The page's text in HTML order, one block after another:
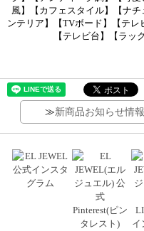
風】【カフェスタイル】【ナ
ンテリア】【TVボード】【テレ
【テレビ台】【ラッ
≫新商品お知らせ情